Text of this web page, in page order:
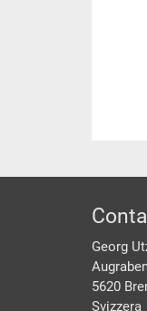
Georg
5620
Svizzera